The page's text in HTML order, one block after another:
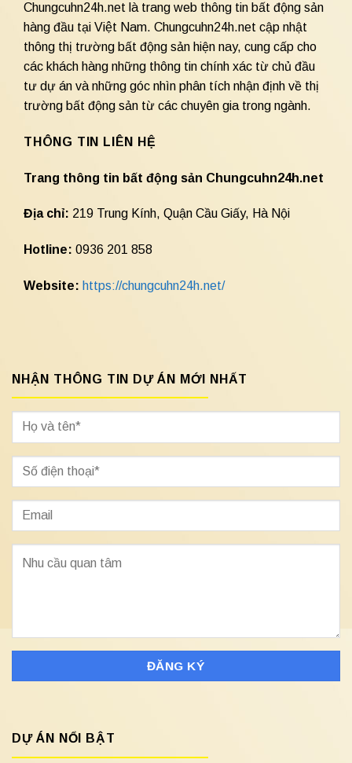
Chungcuhn24h.net là trang web thông tin bất động sản
hàng đầu tại Việt Nam. Chungcuhn24h.net cập nhật
thông thị trường bất động sản hiện nay, cung cấp cho
các khách hàng những thông tin chính xác từ chủ đầu
tư dự án và những góc nhìn phân tích nhận định về thị
trường bất động sản từ các chuyên gia trong ngành.
THÔNG TIN LIÊN HỆ
Trang thông tin bất động sản Chungcuhn24h.net
Địa chỉ: 219 Trung Kính, Quận Cầu Giấy, Hà Nội
Hotline: 0936 201 858
Website: https://chungcuhn24h.net/
NHẬN THÔNG TIN DỰ ÁN MỚI NHẤT
DỰ ÁN NỔI BẬT